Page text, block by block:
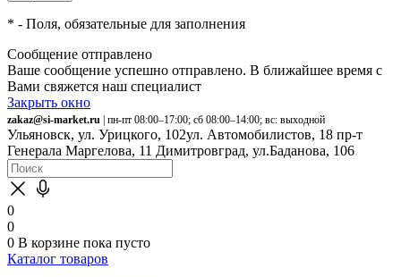
* - Поля, обязательные для заполнения
Сообщение отправлено
Ваше сообщение успешно отправлено. В ближайшее время с
Вами свяжется наш специалист
Закрыть окно
zakaz@si-market.ru | пн-пт 08:00–17:00; сб 08:00–14:00; вс: выходной
Ульяновск, ул. Урицкого, 102ул. Автомобилистов, 18 пр-т
Генерала Маргелова, 11 Димитровград, ул.Баданова, 106
0
0
0 В корзине пока пусто
Каталог товаров